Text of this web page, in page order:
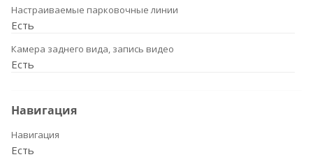
Настраиваемые парковочные линии
Есть
Камера заднего вида, запись видео
Есть
Навигация
Навигация
Есть